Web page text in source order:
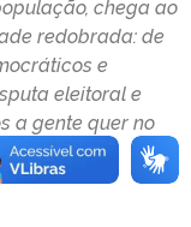
chega ao
redobrada: de
e
eleitoral e
a gente quer no